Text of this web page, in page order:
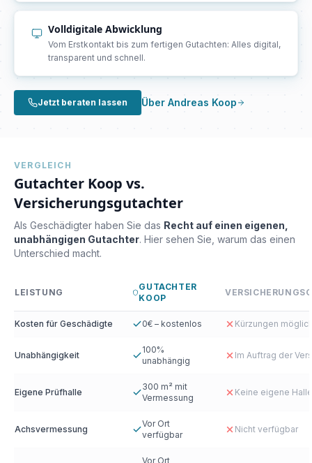
Volldigitale Abwicklung
Vom Erstkontakt bis zum fertigen Gutachten: Alles digital,
transparent und schnell.
Jetzt beraten lassen Über Andreas Koop
VERGLEICH
Gutachter Koop vs.
Versicherungsgutachter
Als Geschädigter haben Sie das Recht auf einen eigenen,
unabhängigen Gutachter. Hier sehen Sie, warum das einen
Unterschied macht.
LEISTUNG
GUTACHTER
KOOP
Kosten für Geschädigte 0€ – kostenlos Kürzungen
Unabhängigkeit
100%
unabhängig
Im Auftrag der
Eigene Prüfhalle
300 m² mit
Vermessung
Keine eigene Halle
Achsvermessung
Vor Ort
verfügbar
Nicht verfügbar
Vor Ort